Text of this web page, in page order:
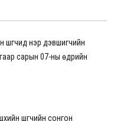
шүүгчид нэр дэвшигчийн
сарын 07-ны өдрийн
шүүгчийн сонгон